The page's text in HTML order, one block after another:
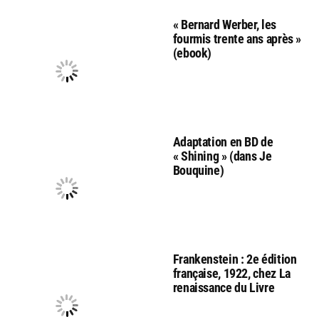
« Bernard Werber, les
fourmis trente ans après »
(ebook)
Adaptation en BD de
« Shining » (dans Je
Bouquine)
Frankenstein : 2e édition
française, 1922, chez La
renaissance du Livre